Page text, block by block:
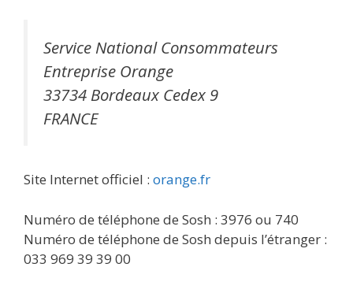
Service National Consommateurs
Entreprise Orange
33734 Bordeaux Cedex 9
FRANCE
Site Internet officiel : orange.fr
Numéro de téléphone de Sosh : 3976 ou 740
Numéro de téléphone de Sosh depuis l’étranger :
033 969 39 39 00